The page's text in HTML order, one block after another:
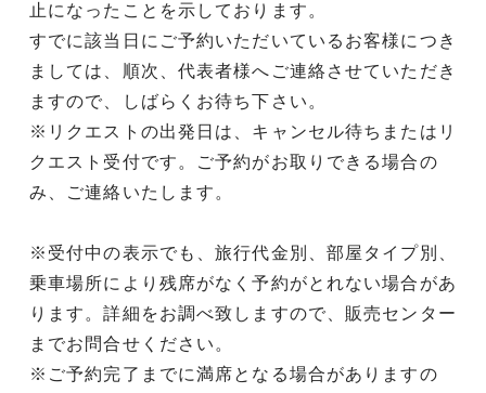
止になったことを示しております。
すでに該当日にご予約いただいているお客様につき
ましては、順次、代表者様へご連絡させていただき
ますので、しばらくお待ち下さい。
※リクエストの出発日は、キャンセル待ちまたはリ
クエスト受付です。ご予約がお取りできる場合の
み、ご連絡いたします。
※受付中の表示でも、旅行代金別、部屋タイプ別、
乗車場所により残席がなく予約がとれない場合があ
ります。詳細をお調べ致しますので、販売センター
までお問合せください。
※ご予約完了までに満席となる場合がありますの